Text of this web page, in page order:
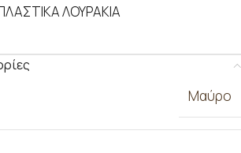
ΛΟΥΡΑΚΙΑ
Μαύρο